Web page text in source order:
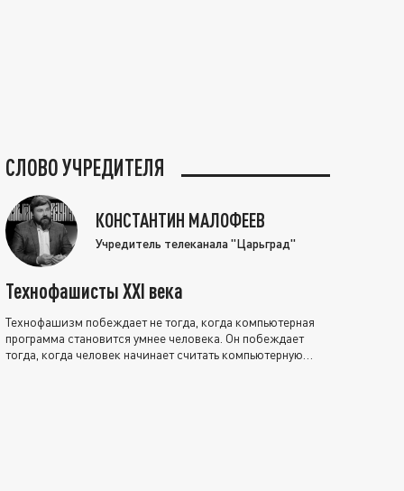
СЛОВО УЧРЕДИТЕЛЯ
КОНСТАНТИН МАЛОФЕЕВ
Учредитель телеканала "Царьград"
Технофашисты XXI века
Технофашизм побеждает не тогда, когда компьютерная
программа становится умнее человека. Он побеждает
тогда, когда человек начинает считать компьютерную